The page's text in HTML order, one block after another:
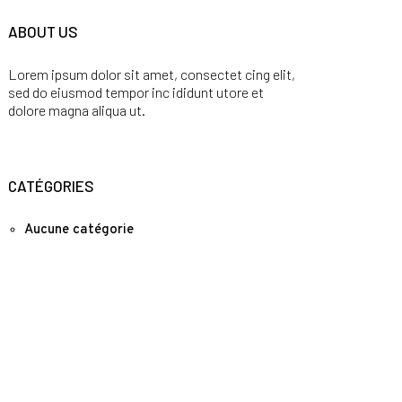
ABOUT US
Lorem ipsum dolor sit amet, consectet cing elit,
sed do eiusmod tempor inc ididunt utore et
dolore magna aliqua ut.
CATÉGORIES
Aucune catégorie